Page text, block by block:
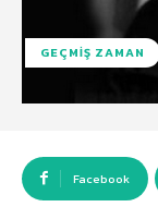
GEÇMIŞ ZAMAN
Facebook